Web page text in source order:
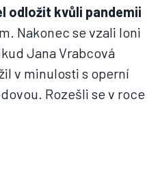
odložit kvůli pandemii
Nakonec se vzali loni
Jana Vrabcová
v minulosti s operní
Rozešli se v roce